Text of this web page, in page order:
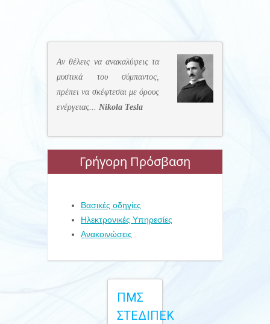
Αν θέλεις να ανακαλύψεις τα
μυστικά του σύμπαντος,
πρέπει να σκέφτεσαι με όρους
ενέργειας... Nikola Tesla
Γρήγορη Πρόσβαση
Βασικές οδηγίες
Ηλεκτρονικές Υπηρεσίες
Ανακοινώσεις
ΠΜΣ
ΣΤΕΔΙΠΕΚ